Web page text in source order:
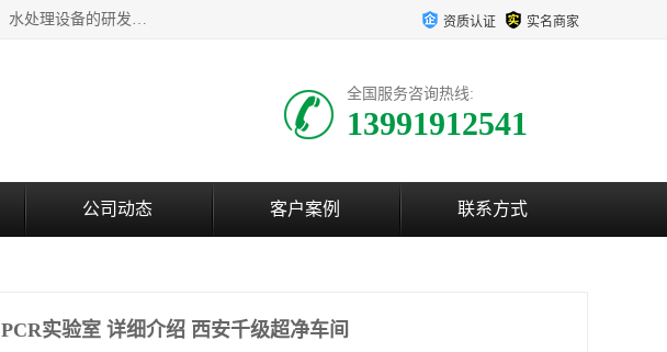
西安超润环境科技有限公司一般经营项目：净化设备、厨房设备、五金机电设备、不锈钢制品、彩钢夹心板、水处理设备的研发、销售；空气净化设备、办公设备、通风设备、建筑材料、金属材料的销售；净化工程、钢结构工程、机电设备工程的设计与施工及技术咨询服务；货物及技术的进出口的业务经营。 资质认证 实名商家
全国服务咨询热线:
13991912541
公司动态 客户案例 联系方式
PCR实验室 详细介绍 西安千级超净车间